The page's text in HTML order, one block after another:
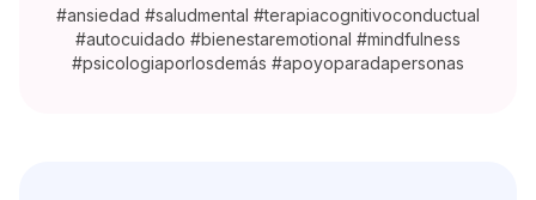
#ansiedad #saludmental #terapiacognitivoconductual
#autocuidado #bienestaremotional #mindfulness
#psicologiaporlosdemás #apoyoparadapersonas